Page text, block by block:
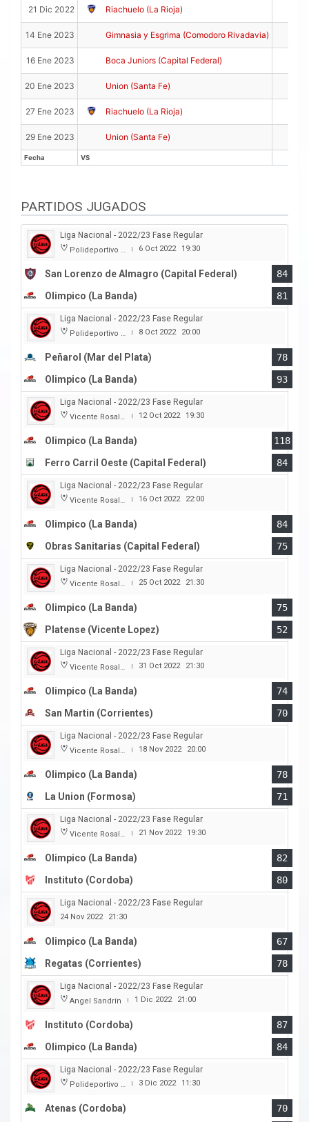
Fecha VS
21 Dic 2022 Riachuelo (La Rioja)
14 Ene 2023 Gimnasia y Esgrima (Comodoro Rivadavia)
16 Ene 2023 Boca Juniors (Capital Federal)
20 Ene 2023 Union (Santa Fe)
27 Ene 2023 Riachuelo (La Rioja)
29 Ene 2023 Union (Santa Fe)
Fecha VS
PARTIDOS JUGADOS
Liga Nacional - 2022/23 Fase Regular
Polideportivo Roberto Pando | 6 Oct 2022 19:30
San Lorenzo de Almagro (Capital Federal)
84
Olimpico (La Banda)
81
Liga Nacional - 2022/23 Fase Regular
Polideportivo Islas Malvinas | 8 Oct 2022 20:00
Peñarol (Mar del Plata)
78
Olimpico (La Banda)
93
Liga Nacional - 2022/23 Fase Regular
Vicente Rosales | 12 Oct 2022 19:30
Olimpico (La Banda)
118
Ferro Carril Oeste (Capital Federal)
84
Liga Nacional - 2022/23 Fase Regular
Vicente Rosales | 16 Oct 2022 22:00
Olimpico (La Banda)
84
Obras Sanitarias (Capital Federal)
75
Liga Nacional - 2022/23 Fase Regular
Vicente Rosales | 25 Oct 2022 21:30
Olimpico (La Banda)
75
Platense (Vicente Lopez)
52
Liga Nacional - 2022/23 Fase Regular
Vicente Rosales | 31 Oct 2022 21:30
Olimpico (La Banda)
74
San Martin (Corrientes)
70
Liga Nacional - 2022/23 Fase Regular
Vicente Rosales | 18 Nov 2022 20:00
Olimpico (La Banda)
78
La Union (Formosa)
71
Liga Nacional - 2022/23 Fase Regular
Vicente Rosales | 21 Nov 2022 19:30
Olimpico (La Banda)
82
Instituto (Cordoba)
80
Liga Nacional - 2022/23 Fase Regular
24 Nov 2022 21:30
Olimpico (La Banda)
67
Regatas (Corrientes)
78
Liga Nacional - 2022/23 Fase Regular
Angel Sandrín | 1 Dic 2022 21:00
Instituto (Cordoba)
87
Olimpico (La Banda)
84
Liga Nacional - 2022/23 Fase Regular
Polideportivo Carlos Cerutti | 3 Dic 2022 11:30
Atenas (Cordoba) 70